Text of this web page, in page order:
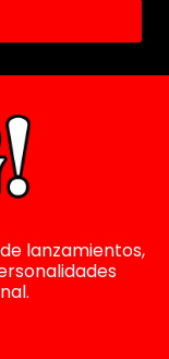
lanzamientos,